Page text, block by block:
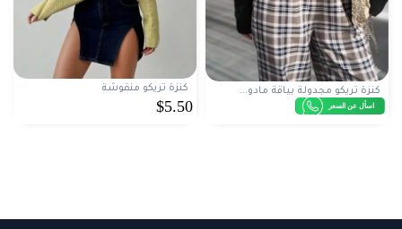
كنزة تريكو مجدولة بياقة مادو...
اسأل عن السعر
كنزة تريكو منقوشة
$5.50